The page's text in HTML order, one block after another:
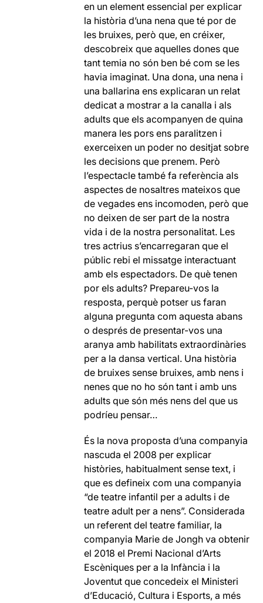
en un element essencial per explicar
la història d’una nena que té por de
les bruixes, però que, en créixer,
descobreix que aquelles dones que
tant temia no són ben bé com se les
havia imaginat. Una dona, una nena i
una ballarina ens explicaran un relat
dedicat a mostrar a la canalla i als
adults que els acompanyen de quina
manera les pors ens paralitzen i
exerceixen un poder no desitjat sobre
les decisions que prenem. Però
l’espectacle també fa referència als
aspectes de nosaltres mateixos que
de vegades ens incomoden, però que
no deixen de ser part de la nostra
vida i de la nostra personalitat. Les
tres actrius s’encarregaran que el
públic rebi el missatge interactuant
amb els espectadors. De què tenen
por els adults? Prepareu-vos la
resposta, perquè potser us faran
alguna pregunta com aquesta abans
o després de presentar-vos una
aranya amb habilitats extraordinàries
per a la dansa vertical. Una història
de bruixes sense bruixes, amb nens i
nenes que no ho són tant i amb uns
adults que són més nens del que us
podríeu pensar…
És la nova proposta d’una companyia
nascuda el 2008 per explicar
històries, habitualment sense text, i
que es defineix com una companyia
“de teatre infantil per a adults i de
teatre adult per a nens”. Considerada
un referent del teatre familiar, la
companyia Marie de Jongh va obtenir
el 2018 el Premi Nacional d’Arts
Escèniques per a la Infància i la
Joventut que concedeix el Ministeri
d’Educació, Cultura i Esports, a més